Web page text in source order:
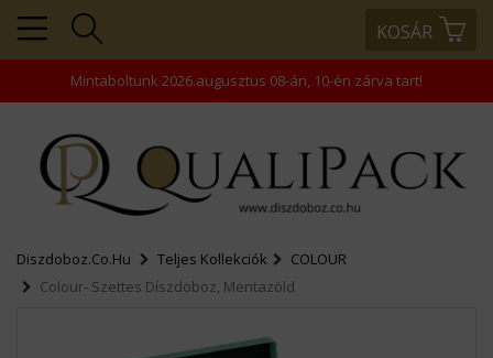
Mintaboltunk 2026.augusztus 08-án, 10-én zárva tart!
KOSÁR
+36203343866
+36203458445
+36202463938
rendeles@comptech-
Diszdoboz.co.hu Teljes Kollekciók
COLOUR
Colour- Szettes Díszdoboz, Mentazöld